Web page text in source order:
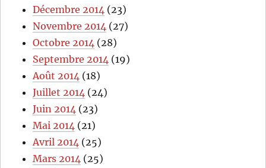
Décembre 2014 (23)
Novembre 2014 (27)
Octobre 2014 (28)
Septembre 2014 (19)
Août 2014 (18)
Juillet 2014 (24)
Juin 2014 (23)
Mai 2014 (21)
Avril 2014 (25)
Mars 2014 (25)